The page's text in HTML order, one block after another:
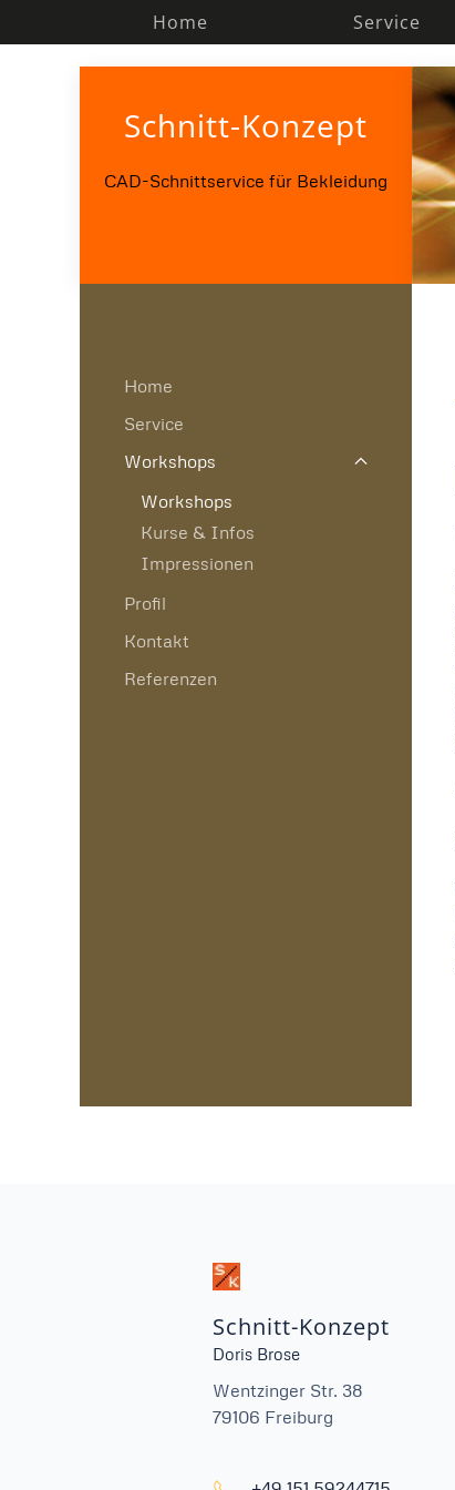
Zum Hauptinhalt springen
Home Service
Schnitt-Konzept
CAD-Schnittservice für Bekleidung
Home
Service
Workshops
Workshops
Kurse & Infos
Impressionen
Profil
Kontakt
Referenzen
Schnitt-Konzept
Doris Brose
Wentzinger Str. 38
79106 Freiburg